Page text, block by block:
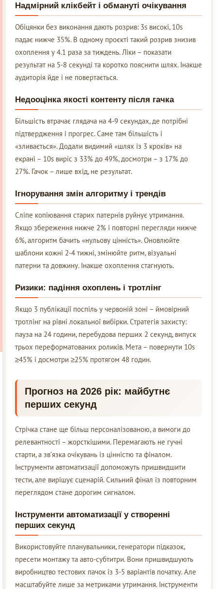
Надмірний клікбейт і обмануті очікування
Обіцянки без виконання дають розрив: 3s високі, 10s
падає нижче 35%. В одному проєкті такий розрив знизив
охоплення у 4.1 раза за тиждень. Ліки – показати
результат на 5-8 секунді та коротко пояснити шлях. Інакше
аудиторія йде і не повертається.
Недооцінка якості контенту після гачка
Більшість втрачає глядача на 4-9 секундах, де потрібні
підтвердження і прогрес. Саме там більшість і
«зливається». Додали видимий «шлях із 3 кроків» на
екрані – 10s виріс з 33% до 49%, досмотри – з 17% до
27%. Гачок – лише вхід, не результат.
Ігнорування змін алгоритму і трендів
Сліпе копіювання старих патернів руйнує утримання.
Якщо збереження нижче 2% і повторні перегляди нижче
6%, алгоритм бачить «нульову цінність». Оновлюйте
шаблони кожні 2-4 тижні, змінюйте ритм, візуальні
патерни та довжину. Інакше охоплення стагнують.
Ризики: падіння охоплень і тротлінг
Якщо 3 публікації поспіль у червоній зоні – ймовірний
тротлінг на рівні локальної вибірки. Стратегія захисту:
пауза на 24 години, перебудова перших 2 секунд, випуск
трьох переформатованих роликів. Мета – повернути 10s
≥45% і досмотри ≥25% протягом 48 годин.
Прогноз на 2026 рік: майбутнє
перших секунд
Стрічка стане ще більш персоналізованою, а вимоги до
релевантності – жорсткішими. Перемагають не гучні
старти, а зв’язка очікувань із цінністю та фіналом.
Інструменти автоматизації допоможуть пришвидшити
тести, але вирішує сценарій. Сильний фінал із повторним
переглядом стане дорогим сигналом.
Інструменти автоматизації у створенні
перших секунд
Використовуйте планувальники, генератори підказок,
пресети монтажу та авто-субтитри. Вони пришвидшують
виробництво тестових пачок із 3-5 варіантів початку. Але
масштабуйте лише за метриками утримання. Інструменти